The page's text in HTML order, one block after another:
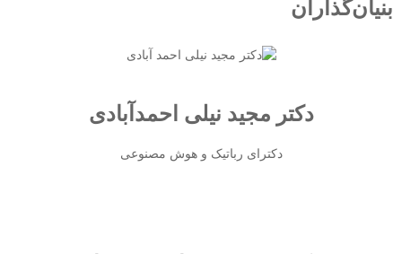
بنیان‌گذاران
دکتر مجید نیلی احمدآبادی
دکترای رباتیک و هوش مصنوعی